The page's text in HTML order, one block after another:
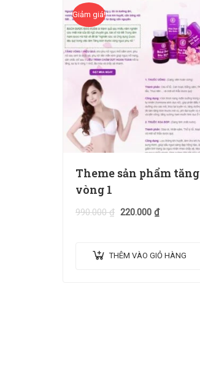
Giảm giá!
Theme sản phẩm tăng
vòng 1
990.000₫ 220.000 ₫
THÊM VÀO GIỎ HÀNG